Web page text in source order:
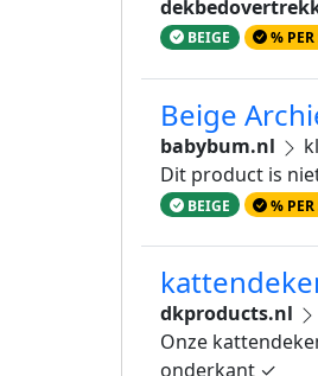
BEIGE % PER
Beige
babybum.nl
Dit product is
BEIGE % PER
dkproducts.nl
Onze
onderkant ✓